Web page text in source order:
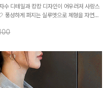
수 디테일과 캉캉 디자인이 어우러져 사랑스
풍성하게 퍼지는 실루엣으로 체형을 자연스